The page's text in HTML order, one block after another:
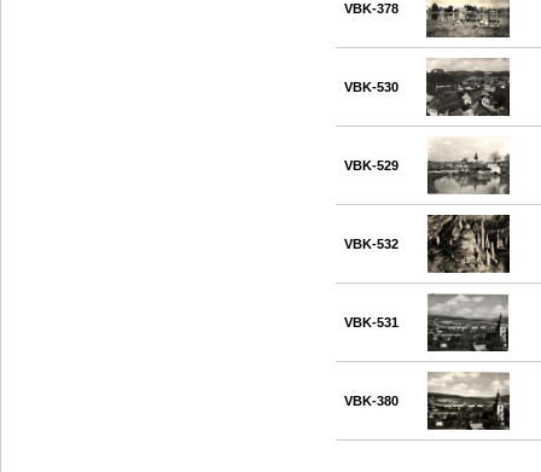
VBK-378
VBK-530
VBK-529
VBK-532
VBK-531
VBK-380